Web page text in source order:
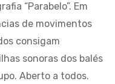
“Parabelo”. Em
de movimentos
consigam
sonoras dos balés
Aberto a todos.